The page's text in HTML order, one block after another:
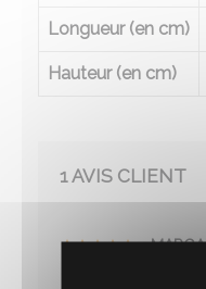
Longueur (en cm)
Hauteur (en cm)
1 AVIS CLIENT
Je ne